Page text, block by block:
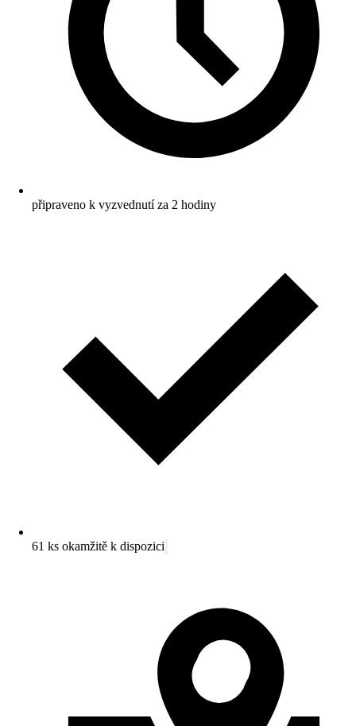
připraveno k vyzvednutí za 2 hodiny
61 ks okamžitě k dispozici